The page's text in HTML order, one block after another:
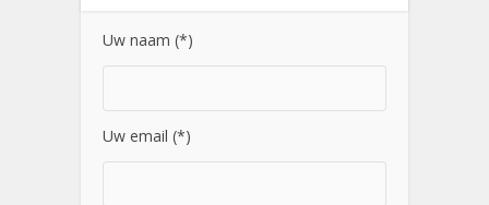
Uw naam (*)
Uw email (*)